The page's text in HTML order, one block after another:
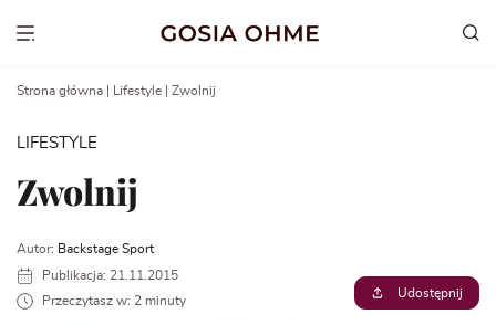
Show menu
Strona główna Lifestyle Zwolnij
LIFESTYLE
Zwolnij
Autor: Backstage Sport
Publikacja: 21.11.2015
Przeczytasz w: 2 minuty
Udostępnij